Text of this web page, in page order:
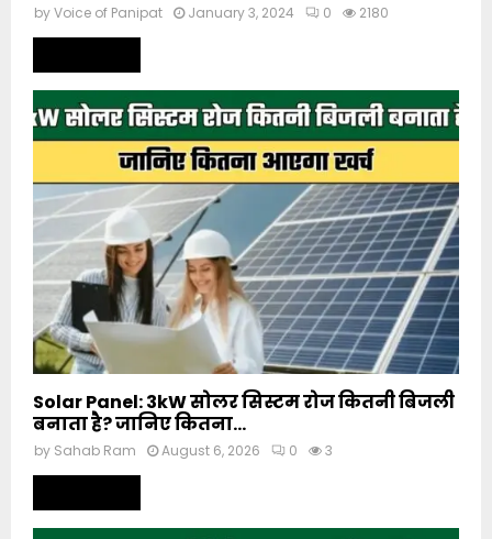
byVoice of Panipat January 3, 2024 0 2180
Solar Panel: 3kW सोलर सिस्टम रोज कितनी बिजली
बनाता है? जानिए कितना...
by Sahab Ram August 6, 2026 0 3